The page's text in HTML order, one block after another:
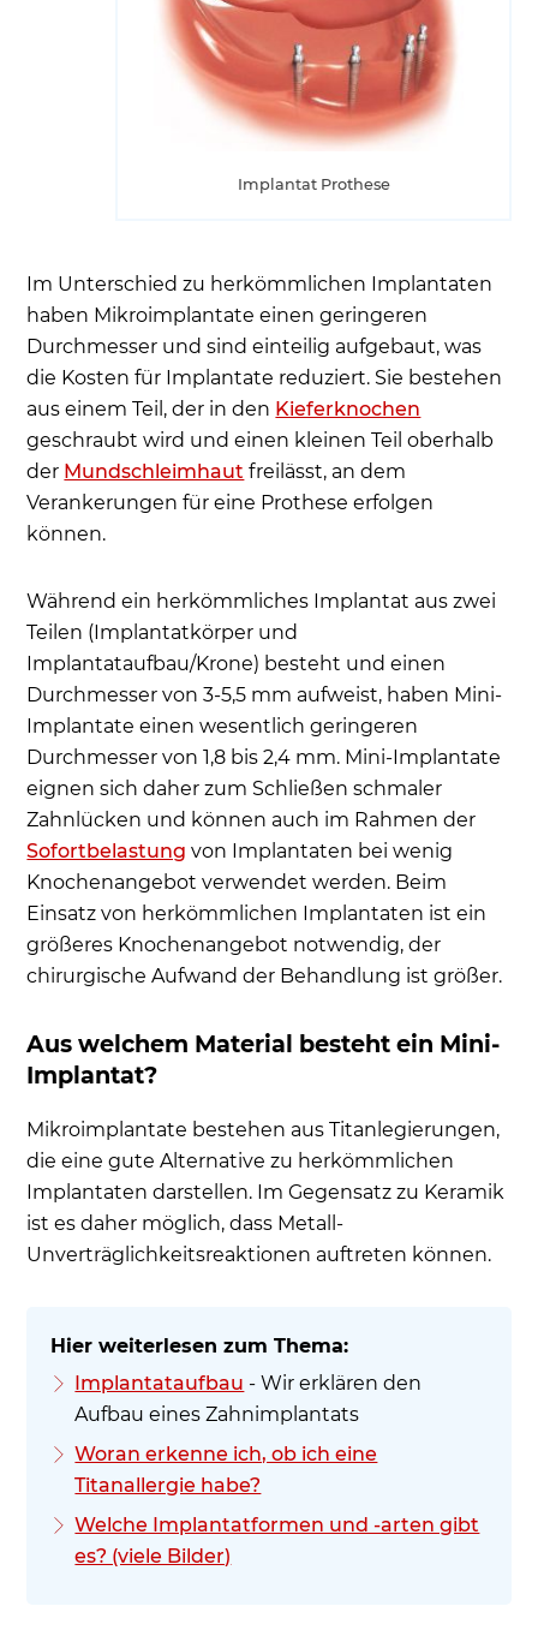
Wie lange halten Mini-Implantate?
Vor- und Nachteile von Mini-Implantaten
Vorteile von Mini-Implantaten gegenüber
herkömmlichen Implantaten?
Weniger Anpassungsmöglichkeiten
Höhere Ausfallrate
Wartung und Pflege
Risiko von Fehlstellungen
Wann sind Mini-Implantate nicht geeignet?
Krankenkasse?
Häufige Patientenfragen
Implantat Prothese
Im Unterschied zu herkömmlichen Implantaten
haben Mikroimplantate einen geringeren
Durchmesser und sind einteilig aufgebaut, was
die Kosten für Implantate reduziert. Sie bestehen
aus einem Teil, der in den Kieferknochen
geschraubt wird und einen kleinen Teil oberhalb
der Mundschleimhaut freilässt, an dem
Verankerungen für eine Prothese erfolgen
können.
Während ein herkömmliches Implantat aus zwei
Teilen (Implantatkörper und
Implantataufbau/Krone) besteht und einen
Durchmesser von 3-5,5 mm aufweist, haben Mini-
Implantate einen wesentlich geringeren
Durchmesser von 1,8 bis 2,4 mm. Mini-Implantate
eignen sich daher zum Schließen schmaler
Zahnlücken und können auch im Rahmen der
Sofortbelastung von Implantaten bei wenig
Knochenangebot verwendet werden. Beim
Einsatz von herkömmlichen Implantaten ist ein
größeres Knochenangebot notwendig, der
chirurgische Aufwand der Behandlung ist größer.
Aus welchem Material besteht ein Mini-
Implantat?
Mikroimplantate bestehen aus Titanlegierungen,
die eine gute Alternative zu herkömmlichen
Implantaten darstellen. Im Gegensatz zu Keramik
ist es daher möglich, dass Metall-
Unverträglichkeitsreaktionen auftreten können.
Implantataufbau - Wir erklären den
Aufbau eines Zahnimplantats
Woran erkenne ich, ob ich eine
Titanallergie habe?
Welche Implantatformen und -arten gibt
es? (viele Bilder)